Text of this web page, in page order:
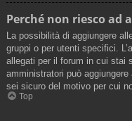
Perché non riesco ad
La possibilità di aggiungere
gruppi o per utenti specifici.
allegati per il forum in cui stai
amministratori può
sei sicuro del motivo per cui
Top